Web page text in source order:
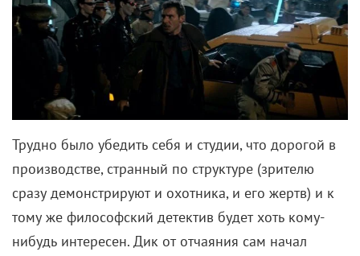
Трудно было убедить себя и студии, что дорогой в
производстве, странный по структуре (зрителю
сразу демонстрируют и охотника, и его жертв) и к
тому же философский детектив будет хоть кому-
нибудь интересен. Дик от отчаяния сам начал